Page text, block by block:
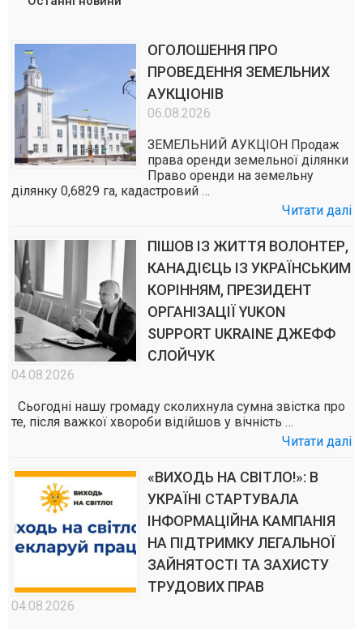
ОГОЛОШЕННЯ ПРО
ПРОВЕДЕННЯ ЗЕМЕЛЬНИХ
АУКЦІОНІВ
06.08.2026
ЗЕМЕЛЬНИЙ АУКЦІОН Продаж
права оренди земельної ділянки
Право оренди на земельну
ділянку 0,6829 га, кадастровий …
Читати далі
ПІШОВ ІЗ ЖИТТЯ ВОЛОНТЕР,
КАНАДІЄЦЬ ІЗ УКРАЇНСЬКИМ
КОРІННЯМ, ПРЕЗИДЕНТ
ОРГАНІЗАЦІЇ YUKON
SUPPORT UKRAINE ДЖЕФФ
СЛОЙЧУК
04.08.2026
Сьогодні нашу громаду сколихнула сумна звістка про
те, після важкої хвороби відійшов у вічність …
Читати далі
«ВИХОДЬ НА СВІТЛО!»: В
УКРАЇНІ СТАРТУВАЛА
ІНФОРМАЦІЙНА КАМПАНІЯ
НА ПІДТРИМКУ ЛЕГАЛЬНОЇ
ЗАЙНЯТОСТІ ТА ЗАХИСТУ
ТРУДОВИХ ПРАВ
04.08.2026